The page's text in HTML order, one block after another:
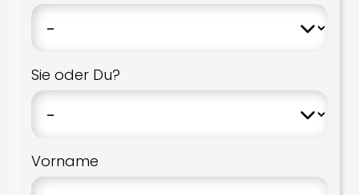
Sie oder Du?
Vorname